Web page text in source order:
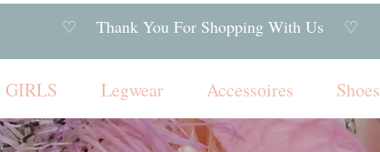
♡ Thank You For Shopping With Us ♡
GIRLS Legwear Accessoires Shoes